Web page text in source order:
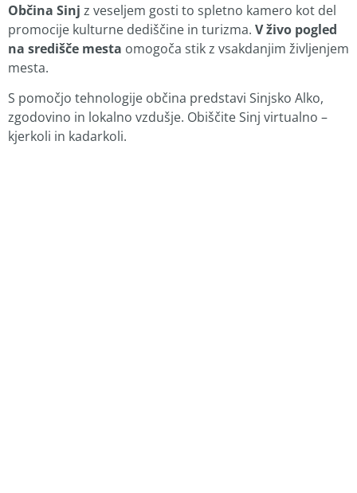
Občina Sinj z veseljem gosti to spletno kamero kot del
promocije kulturne dediščine in turizma. V živo pogled
na središče mesta omogoča stik z vsakdanjim življenjem
mesta.
S pomočjo tehnologije občina predstavi Sinjsko Alko,
zgodovino in lokalno vzdušje. Obiščite Sinj virtualno –
kjerkoli in kadarkoli.